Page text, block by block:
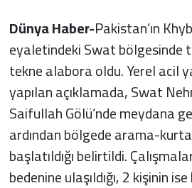
Dünya Haber-Pakistan’ın
eyaletindeki Swat bölgesinde
tekne alabora oldu. Yerel acil
yapılan açıklamada, Swat
Saifullah Gölü’nde meydana
ardından bölgede arama-
başlatıldığı belirtildi.
bedenine ulaşıldığı, 2 kişinin ise